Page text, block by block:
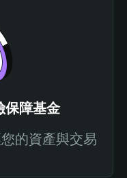
障基金
的資產與交易